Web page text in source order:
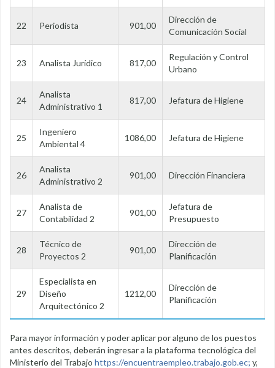
22 Periodista 901,00
Dirección de
Comunicación Social
23 Analista Jurídico 817,00
Regulación y Control
Urbano
24
Analista
Administrativo 1
817,00 Jefatura de Higiene
25
Ingeniero
Ambiental 4
1086,00 Jefatura de Higiene
26
Analista
Administrativo 2
901,00 Dirección Financiera
27
Analista de
Contabilidad 2
901,00
Jefatura de
Presupuesto
28
Técnico de
Proyectos 2
901,00
Dirección de
Planificación
29
Especialista en
Diseño
Arquitectónico 2
1212,00
Dirección de
Planificación
Para mayor información y poder aplicar por alguno de los puestos
antes descritos, deberán ingresar a la plataforma tecnológica del
Ministerio del Trabajo https://encuentraempleo.trabajo.gob.ec; y,